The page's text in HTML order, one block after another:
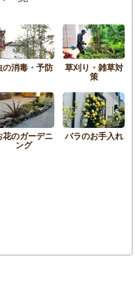
の消毒・予防 草刈り・雑草対
策
花のガーデニ
ング
バラのお手入れ